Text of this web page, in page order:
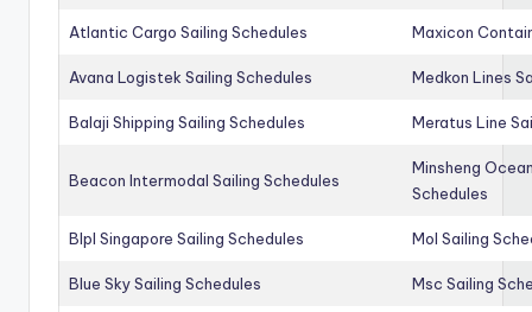
Atlantic Cargo Sailing Schedules Maxicon
Avana Logistek Sailing Schedules Medkon Lines
Balaji Shipping Sailing Schedules Meratus Line
Beacon Intermodal Sailing Schedules
Minsheng
Schedules
Blpl Singapore Sailing Schedules Mol Sailing
Blue Sky Sailing Schedules Msc Sailing